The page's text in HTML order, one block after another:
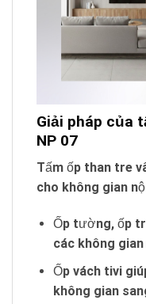
Giải pháp của
NP 07
Tấm ốp than tre
cho không gian
Ốp tường, ốp
các không
Ốp vách tivi
không gian